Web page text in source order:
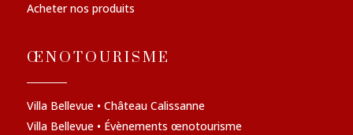
Acheter nos produits
ŒNOTOURISME
Villa Bellevue • Château Calissanne
Villa Bellevue • Évènements œnotourisme